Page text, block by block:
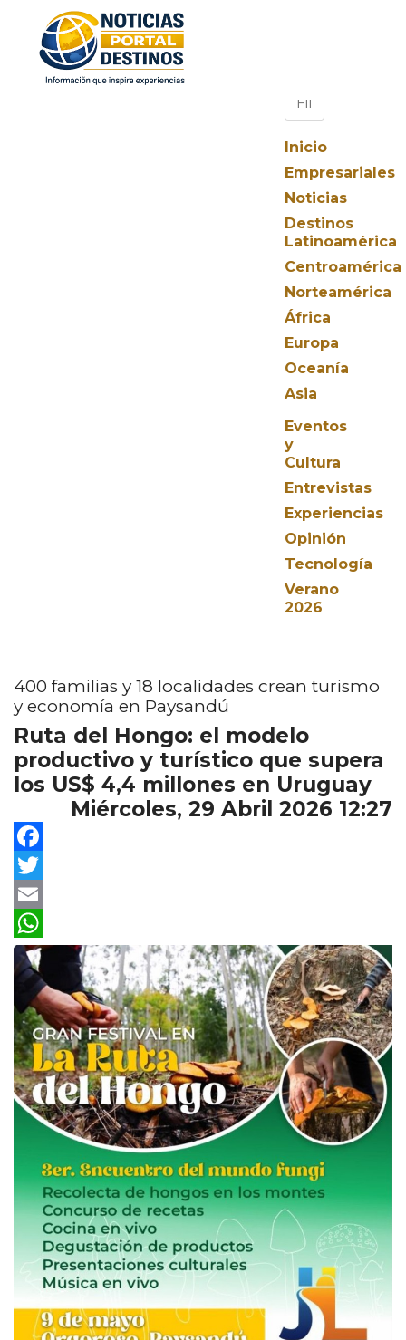
Inicio
Empresariales
Noticias
Destinos
Latinoamérica
Centroamérica
Norteamérica
África
Europa
Oceanía
Asia
Eventos
y
Cultura
Entrevistas
Experiencias
Opinión
Tecnología
Verano
2026
400 familias y 18 localidades crean turismo
y economía en Paysandú
Ruta del Hongo: el modelo
productivo y turístico que supera
los US$ 4,4 millones en Uruguay
Miércoles, 29 Abril 2026 12:27
Facebook
Twitter
Email
WhatsApp